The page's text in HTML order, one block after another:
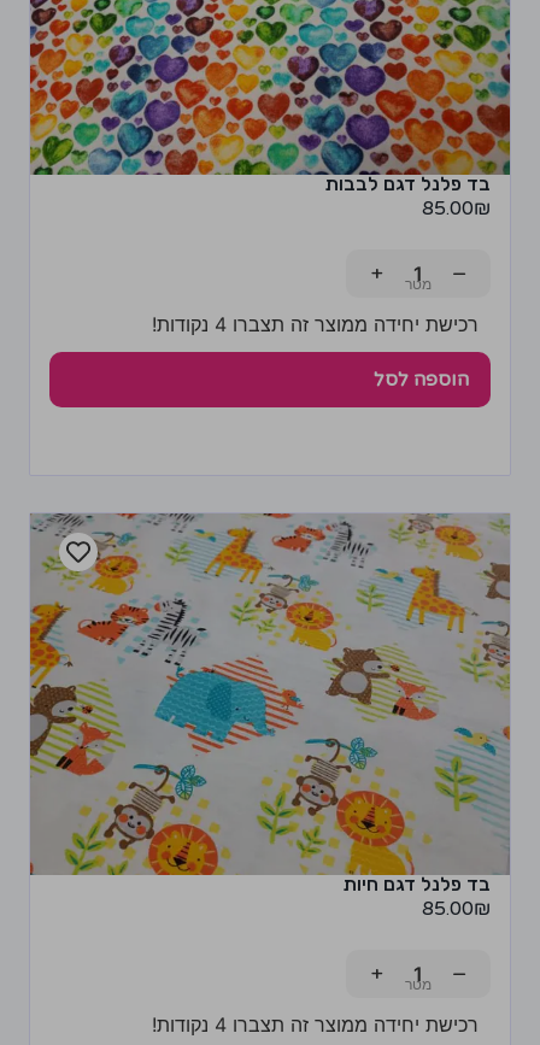
בד פלנל דגם לבבות
85.00₪
−
+
רכישת יחידה ממוצר זה תצברו 4 נקודות!
הוספה לסל
בד פלנל דגם חיות
85.00₪
−
+
רכישת יחידה ממוצר זה תצברו 4 נקודות!